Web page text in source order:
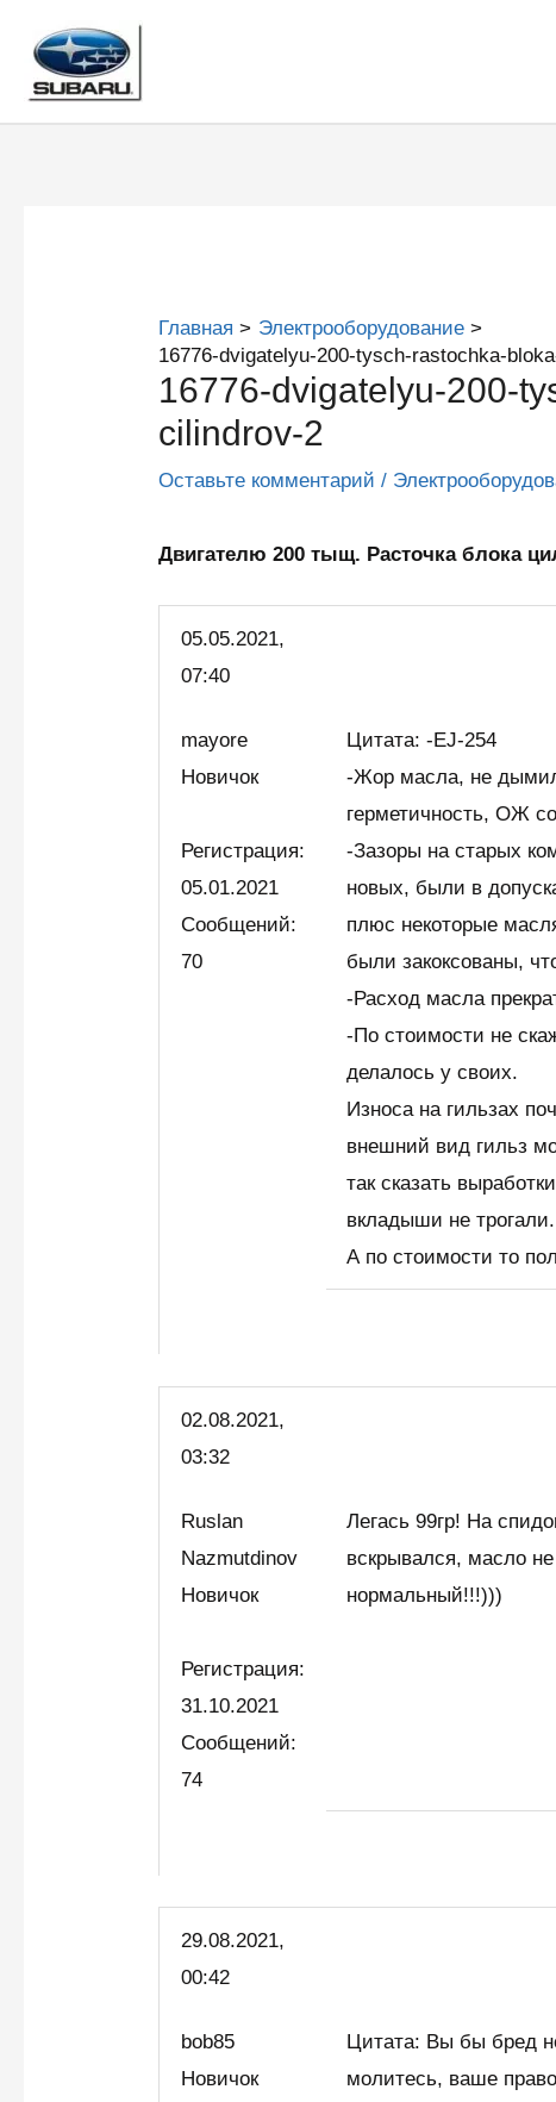
содержимому
Главная
Электрооборудование
16776-dvigatelyu-200-tysch-rastochka-
16776-dvigatelyu-200-
cilindrov-2
Оставьте комментарий /
Двигателю 200 тыщ. Расточка блока
05.05.2021,
07:40
mayore
Новичок
Регистрация:
05.01.2021
Сообщений:
70
Цитата: -EJ-254
-Жор масла, не
герметичность, ОЖ
-Зазоры на старых
новых, были в
плюс некоторые
были закоксованы,
-Расход масла
-По стоимости не
делалось у своих.
Износа на гильзах
внешний вид гильз
так сказать
вкладыши не трогали.
А по стоимости то
02.08.2021,
03:32
Ruslan
Nazmutdinov
Новичок
Регистрация:
31.10.2021
Сообщений:
74
Легась 99гр! На
вскрывался, масло
нормальный!!!)))
29.08.2021,
00:42
bob85
Новичок
Цитата: Вы бы бред
молитесь, ваше